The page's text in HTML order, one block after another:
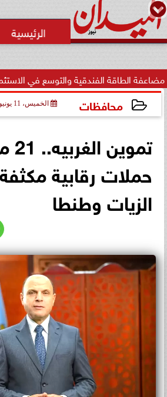
أحمد هاشم: في الاستثمار...
محافظات الخميس، 11 يونيو 2026
حملات رقابية
الزيات وطنطا
رئيس منيا
جهوداً